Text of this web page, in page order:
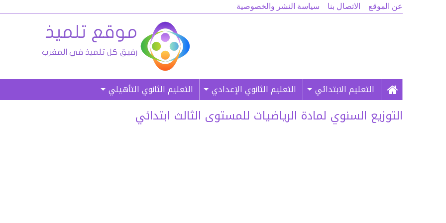
عن الموقع الاتصال بنا سياسة النشر والخصوصية
التعليم الابتدائي التعليم الثانوي الإعدادي التعليم الثانوي التأهيلي
التوزيع السنوي لمادة الرياضيات للمستوى الثالث ابتدائي